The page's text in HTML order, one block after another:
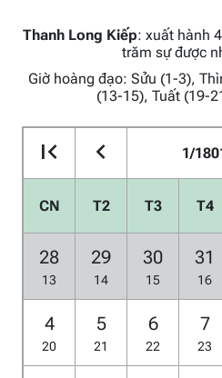
Thanh Long Kiếp: xuất hành
trăm sự được
Giờ hoàng đạo: Sửu (1-3),
(13-15), Tuất (19-
1/
CN T2 T3 T4
28
13
29
14
30
15
31
16
4
20
5
21
6
22
7
23